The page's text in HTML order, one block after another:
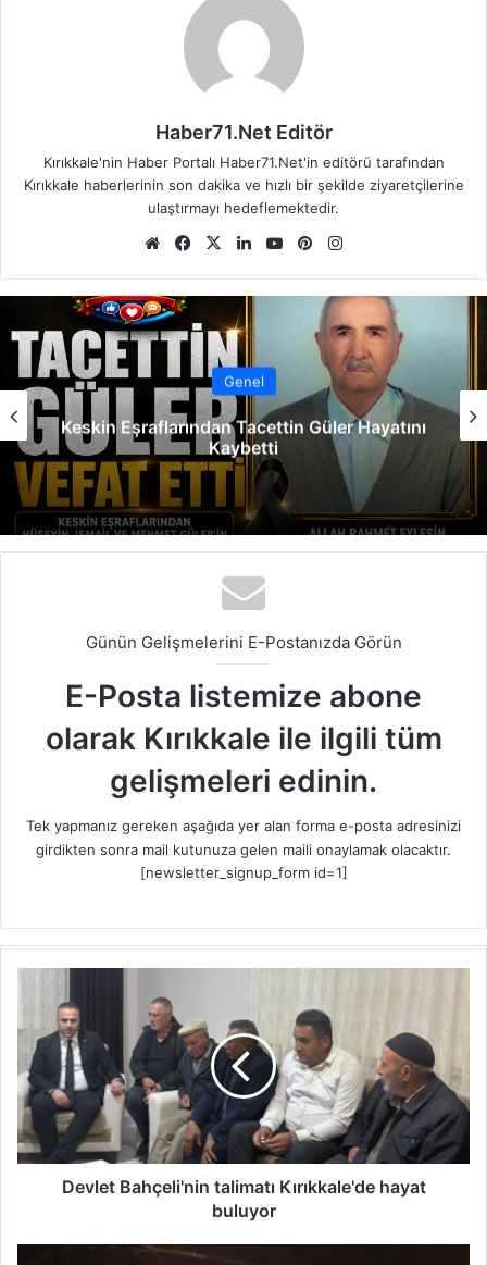
Haber71.Net Editör
Kırıkkale'nin Haber Portalı Haber71.Net'in editörü tarafından
Kırıkkale haberlerinin son dakika ve hızlı bir şekilde ziyaretçilerine
ulaştırmayı hedeflemektedir.
We
sit
esi
Fa
bo
ok
X
Lin
dIn
Yo
ub
Pin
est ra
m
Genel
Keskin Eşraflarından Tacettin Güler Hayatını
Kaybetti
Günün Gelişmelerini E-Postanızda Görün
E-Posta listemize abone
olarak Kırıkkale ile ilgili tüm
gelişmeleri edinin.
Tek yapmanız gereken aşağıda yer alan forma e-posta adresinizi
girdikten sonra mail kutunuza gelen maili onaylamak olacaktır.
[newsletter_signup_form id=1]
v
e
t
B
a
h
Devlet Bahçeli'nin talimatı Kırıkkale'de hayat
buluyor